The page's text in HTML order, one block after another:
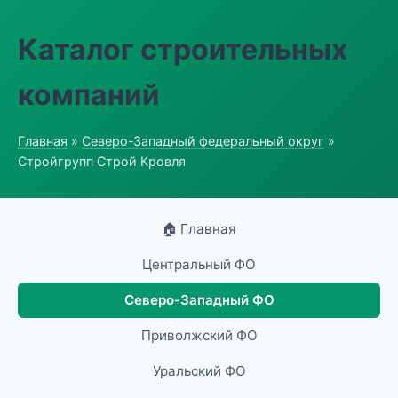
Каталог строительных
компаний
Главная » Северо-Западный федеральный округ »
Стройгрупп Строй Кровля
🏠 Главная
Центральный ФО
Северо-Западный ФО
Приволжский ФО
Уральский ФО